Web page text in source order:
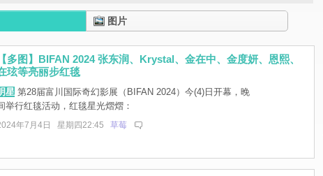
图片
【多图】BIFAN 2024 张东润、Krystal、金在中、金度妍、恩熙、
玹等亮丽步红毯
星第28届富川国际奇幻影展（BIFAN 2024）今(4)日开幕，晚
举行红毯活动，红毯星光熠熠：
年7月4日 星期四22:45 草莓